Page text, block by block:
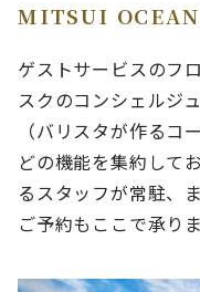
MITSUI OCEAN
ゲストサービスのフ
スクのコンシェルジ
（バリスタが作るコ
どの機能を集約して
るスタッフが常駐、
ご予約もここで承り